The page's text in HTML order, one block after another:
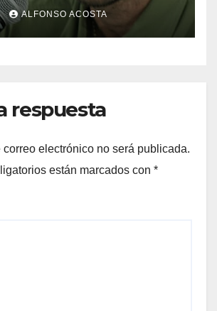
ALFONSO ACOSTA
respuesta
electrónico no será publicada.
están marcados con *